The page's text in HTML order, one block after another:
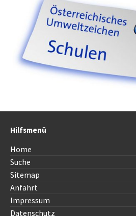
Hilfsmenü
Home
Suche
Sitemap
Anfahrt
Impressum
Datenschutz